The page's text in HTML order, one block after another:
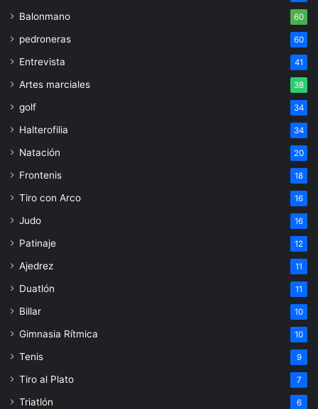
Balonmano 60
pedroneras 60
Entrevista 41
Artes marciales 38
golf 34
Halterofilia 34
Natación 20
Frontenis 18
Tiro con Arco 16
Judo 16
Patinaje 12
Ajedrez 11
Duatlón 11
Billar 10
Gimnasia Rítmica 10
Tenis 9
Tiro al Plato 7
Triatlón 6